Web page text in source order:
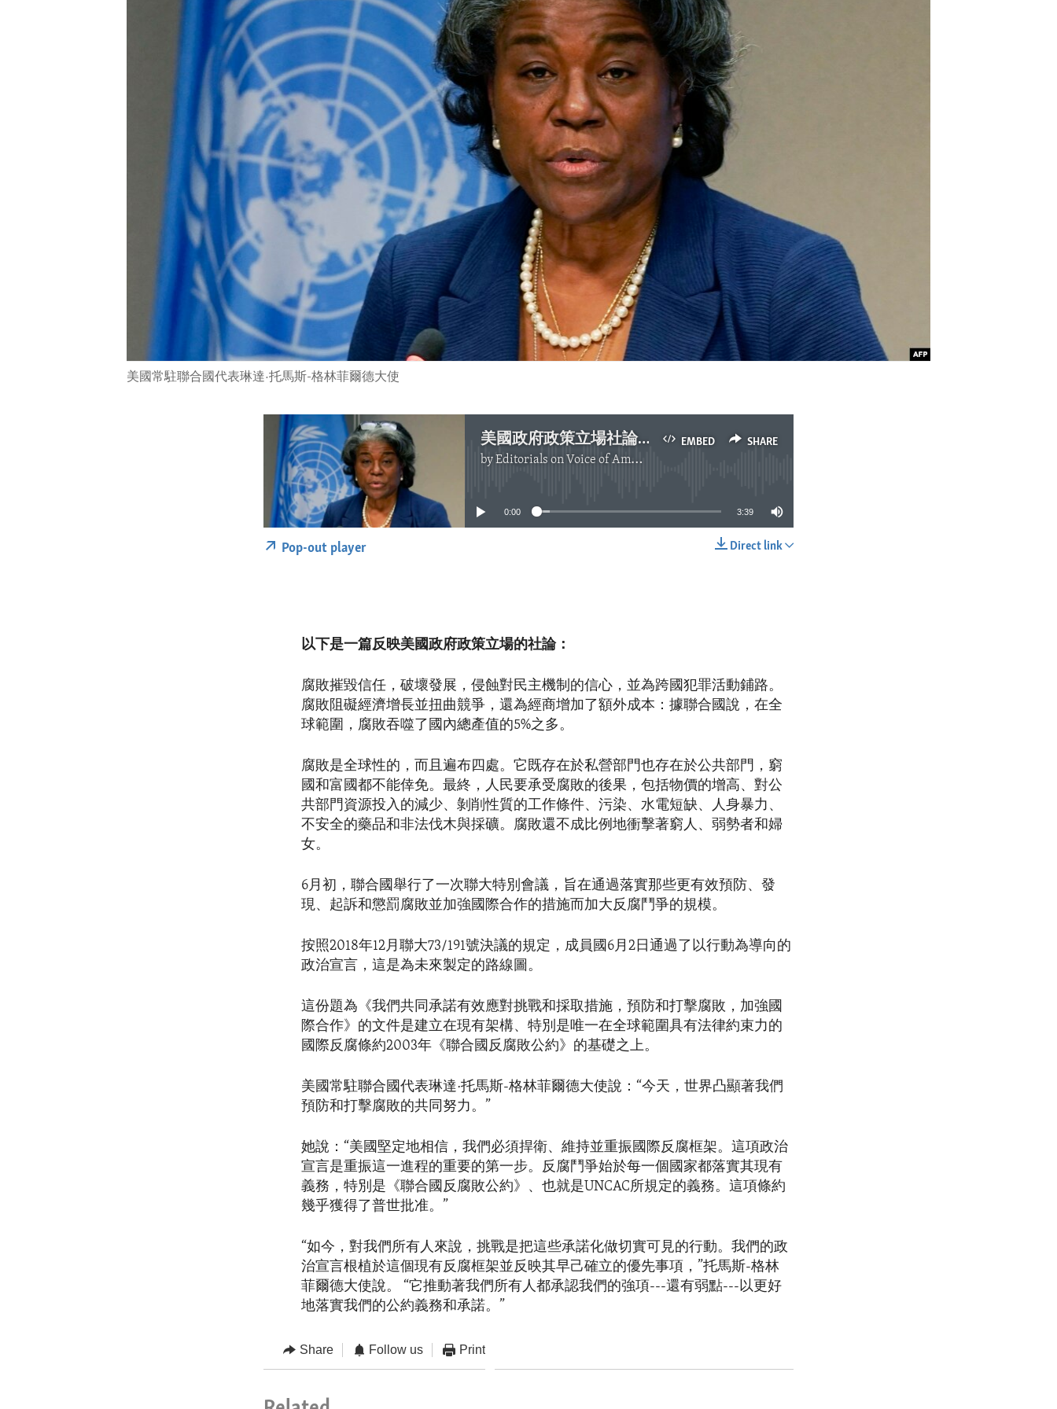
美國常駐聯合國代表琳達·托馬斯-格林菲爾德大使
EMBED SHARE
美國政府政策立場社論：推進國際反腐鬥爭
byEditorials on Voice of America
No media source currently available
0:00 3:39
Direct link
Pop-out player
以下是一篇反映美國政府政策立場的社論：
腐敗摧毀信任，破壞發展，侵蝕對民主機制的信心，並為跨國犯罪活動鋪路。
腐敗阻礙經濟增長並扭曲競爭，還為經商增加了額外成本：據聯合國說，在全
球範圍，腐敗吞噬了國內總產值的5%之多。
腐敗是全球性的，而且遍布四處。它既存在於私營部門也存在於公共部門，窮
國和富國都不能倖免。最終，人民要承受腐敗的後果，包括物價的增高、對公
共部門資源投入的減少、剝削性質的工作條件、污染、水電短缺、人身暴力、
不安全的藥品和非法伐木與採礦。腐敗還不成比例地衝擊著窮人、弱勢者和婦
女。
6月初，聯合國舉行了一次聯大特別會議，旨在通過落實那些更有效預防、發
現、起訴和懲罰腐敗並加強國際合作的措施而加大反腐鬥爭的規模。
按照2018年12月聯大73/191號決議的規定，成員國6月2日通過了以行動為導向的
政治宣言，這是為未來製定的路線圖。
這份題為《我們共同承諾有效應對挑戰和採取措施，預防和打擊腐敗，加強國
際合作》的文件是建立在現有架構、特別是唯一在全球範圍具有法律約束力的
國際反腐條約2003年《聯合國反腐敗公約》的基礎之上。
美國常駐聯合國代表琳達·托馬斯-格林菲爾德大使說：“今天，世界凸顯著我們
預防和打擊腐敗的共同努力。”
她說：“美國堅定地相信，我們必須捍衛、維持並重振國際反腐框架。這項政治
宣言是重振這一進程的重要的第一步。反腐鬥爭始於每一個國家都落實其現有
義務，特別是《聯合國反腐敗公約》、也就是UNCAC所規定的義務。這項條約
幾乎獲得了普世批准。”
“如今，對我們所有人來說，挑戰是把這些承諾化做切實可見的行動。我們的政
治宣言根植於這個現有反腐框架並反映其早己確立的優先事項，”托馬斯-格林
菲爾德大使說。 “它推動著我們所有人都承認我們的強項---還有弱點---以更好
地落實我們的公約義務和承諾。”
Share Follow us Print